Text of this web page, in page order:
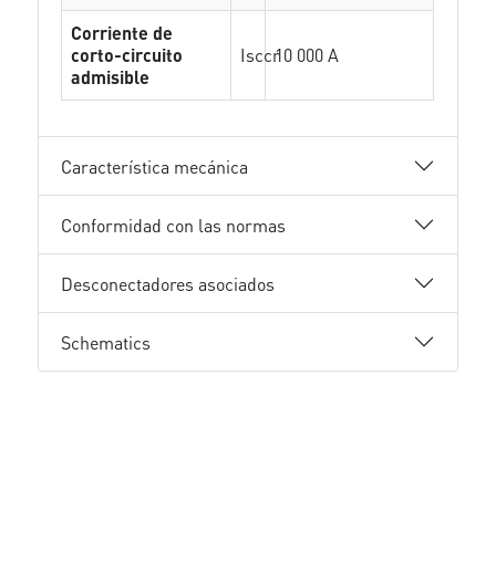
Corriente de
corto-circuito
admisible
Isccr10 000 A
Característica mecánica
Conformidad con las normas
Desconectadores asociados
Schematics